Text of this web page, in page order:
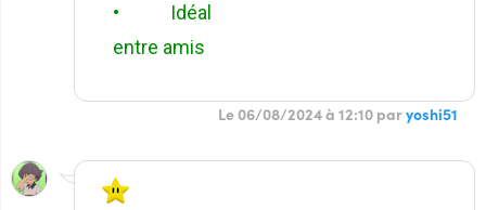
• Idéal
entre amis
Le 06/08/2024 à 12:10 paryoshi51